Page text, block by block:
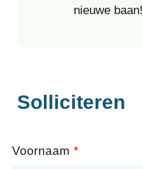
nieuwe baan!
Solliciteren
this
Voornaam